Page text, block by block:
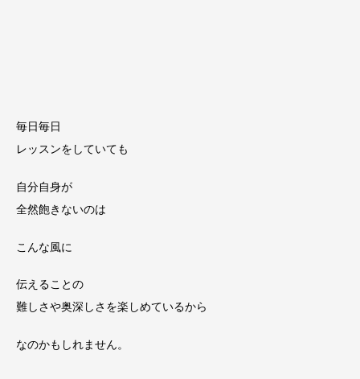
毎日毎日
レッスンをしていても
自分自身が
全然飽きないのは
こんな風に
伝えることの
難しさや奥深しさを楽しめているから
なのかもしれません。